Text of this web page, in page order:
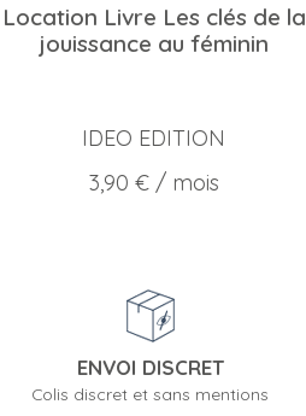
Location Livre Les clés de la
jouissance au féminin
IDEO EDITION
Prix
3,90 €/ mois
ENVOI DISCRET
Colis discret et sans mentions